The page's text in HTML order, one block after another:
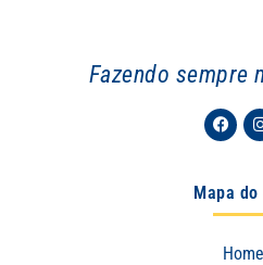
Fazendo sempre
Mapa
Home